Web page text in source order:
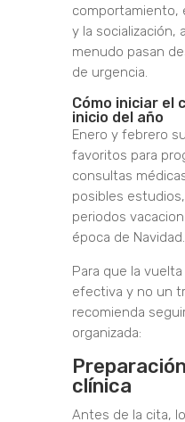
comportamiento,
y la socialización,
menudo pasan
de urgencia.
Cómo iniciar el
inicio del año
Enero y febrero
favoritos para
consultas
posibles
periodos
época de Navidad.
Para que la
efectiva y no un
recomienda
organizada:
clínica
Antes de la cita,